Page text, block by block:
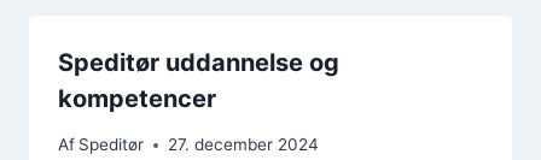
Speditør uddannelse og
kompetencer
Af Speditør 27. december 2024